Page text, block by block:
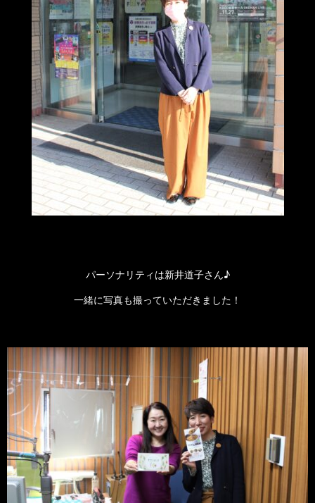
パーソナリティは新井道子さん♪
一緒に写真も撮っていただきました！